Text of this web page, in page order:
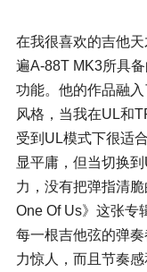
在我很喜欢的吉他
遍A-88T MK3所具
功能。他的作品融入
风格，当我在UL和
受到UL模式下很适
显平庸，但当切换
力，没有把弹指清
One Of Us》这张专
每一根吉他弦的弹
力惊人，而且节奏